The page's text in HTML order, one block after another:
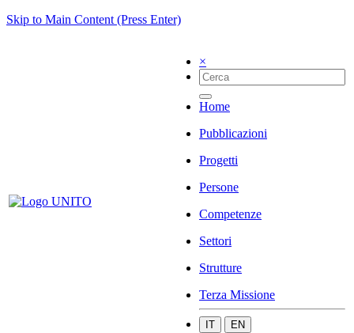
Skip to Main Content (Press Enter)
×
Home
Pubblicazioni
Progetti
Persone
Competenze
Settori
Strutture
Terza Missione
IT EN